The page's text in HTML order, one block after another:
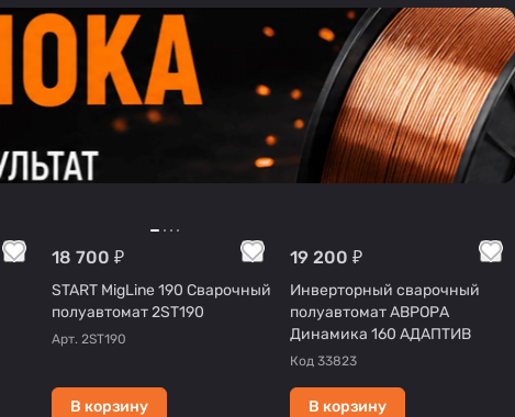
18 700 ₽
START MigLine 190 Сварочный
полуавтомат 2ST190
Арт.2ST190
В корзину
19 200 ₽
Инверторный сварочный
полуавтомат АВРОРА
Динамика 160 АДАПТИВ
Код33823
В корзину